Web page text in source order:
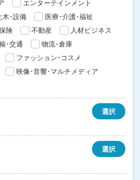
エンターテインメント
木･設備
医療･介護･福祉
険 不動産
人材ビジネス
･交通
物流･倉庫
ファッション･コスメ
映像･音響･マルチメディア
選択
選択